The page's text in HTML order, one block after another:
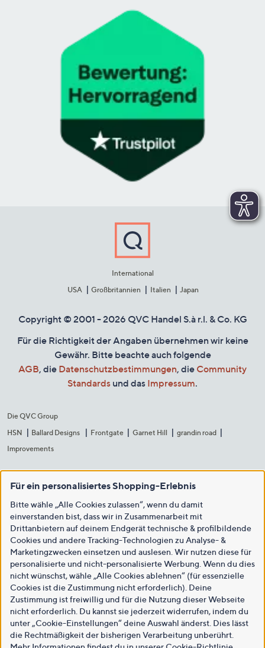
International
USA
Großbritannien Italien Japan
Copyright © 2001 - 2026 QVC Handel S.à r.l. & Co. KG
Für die Richtigkeit der Angaben übernehmen wir keine
Gewähr. Bitte beachte auch folgende
AGB, die Datenschutzbestimmungen, die Community
Standards und das Impressum.
Die QVC Group
HSN
Ballard Designs Frontgate Garnet Hill
grandin road
Improvements
Für ein personalisiertes Shopping-Erlebnis
Bitte wähle „Alle Cookies zulassen“, wenn du damit
einverstanden bist, dass wir in Zusammenarbeit mit
Drittanbietern auf deinem Endgerät technische & profilbildende
Cookies und andere Tracking-Technologien zu Analyse- &
Marketingzwecken einsetzen und auslesen. Wir nutzen diese für
personalisierte und nicht-personalisierte Werbung. Wenn du dies
nicht wünschst, wähle „Alle Cookies ablehnen“ (für essenzielle
Cookies ist die Zustimmung nicht erforderlich). Deine
Zustimmung ist freiwillig und für die Nutzung dieser Webseite
nicht erforderlich. Du kannst sie jederzeit widerrufen, indem du
unter „Cookie-Einstellungen“ deine Auswahl änderst. Dies lässt
die Rechtmäßigkeit der bisherigen Verarbeitung unberührt.